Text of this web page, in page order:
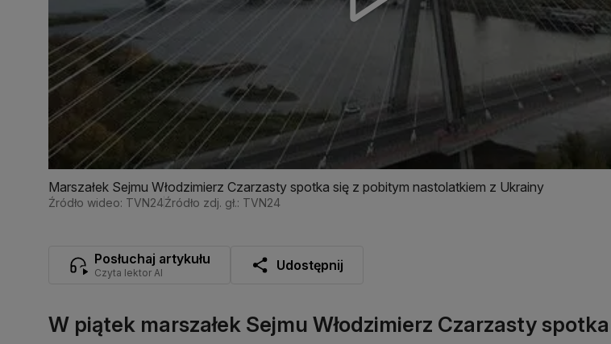
Marszałek Sejmu Włodzimierz Czarzasty spotka się z pobitym nastolatkiem z Ukrainy
Źródło wideo: TVN24Źródło zdj. gł.: TVN24
Posłuchaj artykułu
Czyta lektor AI Udostępnij
W piątek marszałek Sejmu Włodzimierz Czarzasty spotka